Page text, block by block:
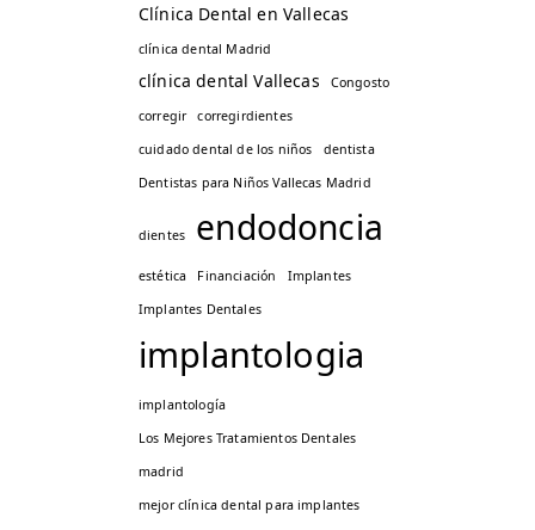
Clínica Dental en Vallecas
clínica dental Madrid
clínica dental Vallecas
Congosto
corregir
corregirdientes
cuidado dental de los niños
dentista
Dentistas para Niños Vallecas Madrid
dientes endodoncia
estética Financiación
Implantes
Implantes Dentales
implantologia
implantología
Los Mejores Tratamientos Dentales
madrid
mejor clínica dental para implantes